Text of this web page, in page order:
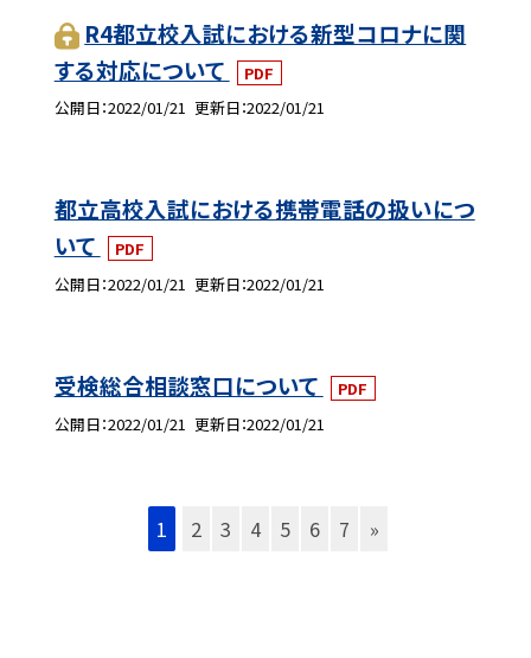
R4都立校入試における新型コロナに関
する対応について
PDF
公開日 2022/01/21 更新日 2022/01/21
都立高校入試における携帯電話の扱いにつ
いて
PDF
公開日 2022/01/21 更新日 2022/01/21
受検総合相談窓口について
PDF
公開日 2022/01/21 更新日 2022/01/21
1 2 3 4 5 6 7 »